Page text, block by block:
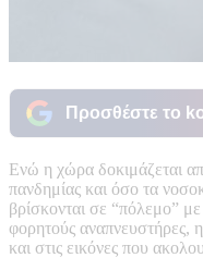
Προσθέστε το
Ενώ η χώρα δοκιμάζεται
πανδημίας και όσο τα
βρίσκονται σε “πόλεμο”
φορητούς
και στις εικόνες που